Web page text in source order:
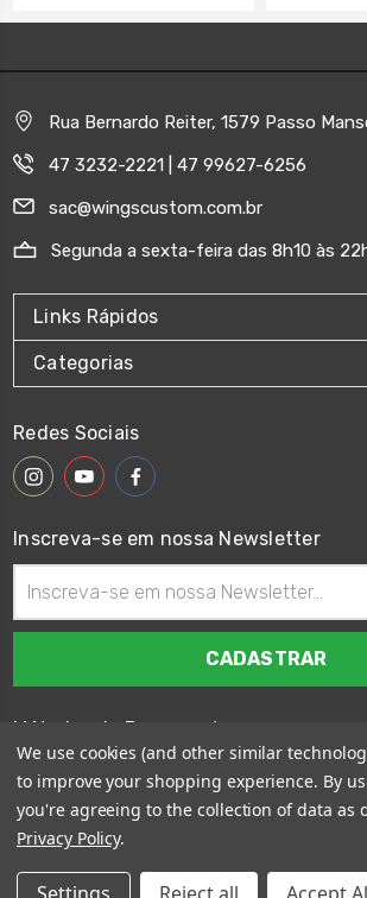
Rua Bernardo Reiter, 1579 Passo
47 3232-2221 | 47 99627-6256
sac@wingscustom.com.br
Segunda a sexta-feira das 8h10 às
Links Rápidos
Categorias
Redes Sociais
Inscreva-se em nossa Newsletter
de
email
Métodos de Pagamento
We use cookies (and other similar
to improve your shopping experience. By
you're agreeing to the collection of data as
Privacy Policy.